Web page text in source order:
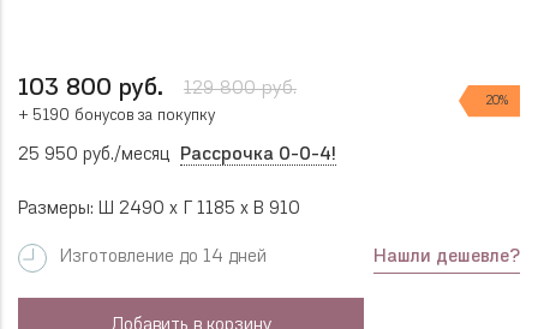
103 800 руб. 129 800 руб.
20%
+ 5190 бонусов за покупку
25 950 руб./месяц Рассрочка 0-0-4!
Размеры: Ш 2490 x Г 1185 x В 910
Изготовление до 14 дней Нашли дешевле?
Добавить в корзину